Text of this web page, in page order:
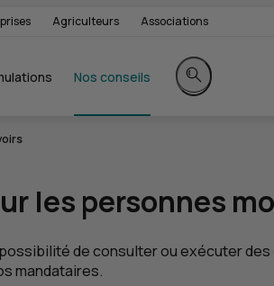
Agriculteurs Associations
Nos conseils
Rechercher sur le
les personnes
de consulter ou exécuter
mandataires.